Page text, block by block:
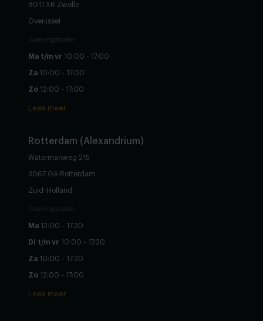
8011 XR Zwolle
Overijssel
Openingstijden
Ma t/m vr 10:00 - 17:00
Za 10:00 - 17:00
Zo 12:00 - 17:00
Lees meer
Rotterdam (Alexandrium)
Watermanweg 215
3067 GA Rotterdam
Zuid-Holland
Openingstijden
Ma 13:00 - 17:30
Di t/m vr 10:00 - 17:30
Za 10:00 - 17:30
Zo 12:00 - 17:00
Lees meer